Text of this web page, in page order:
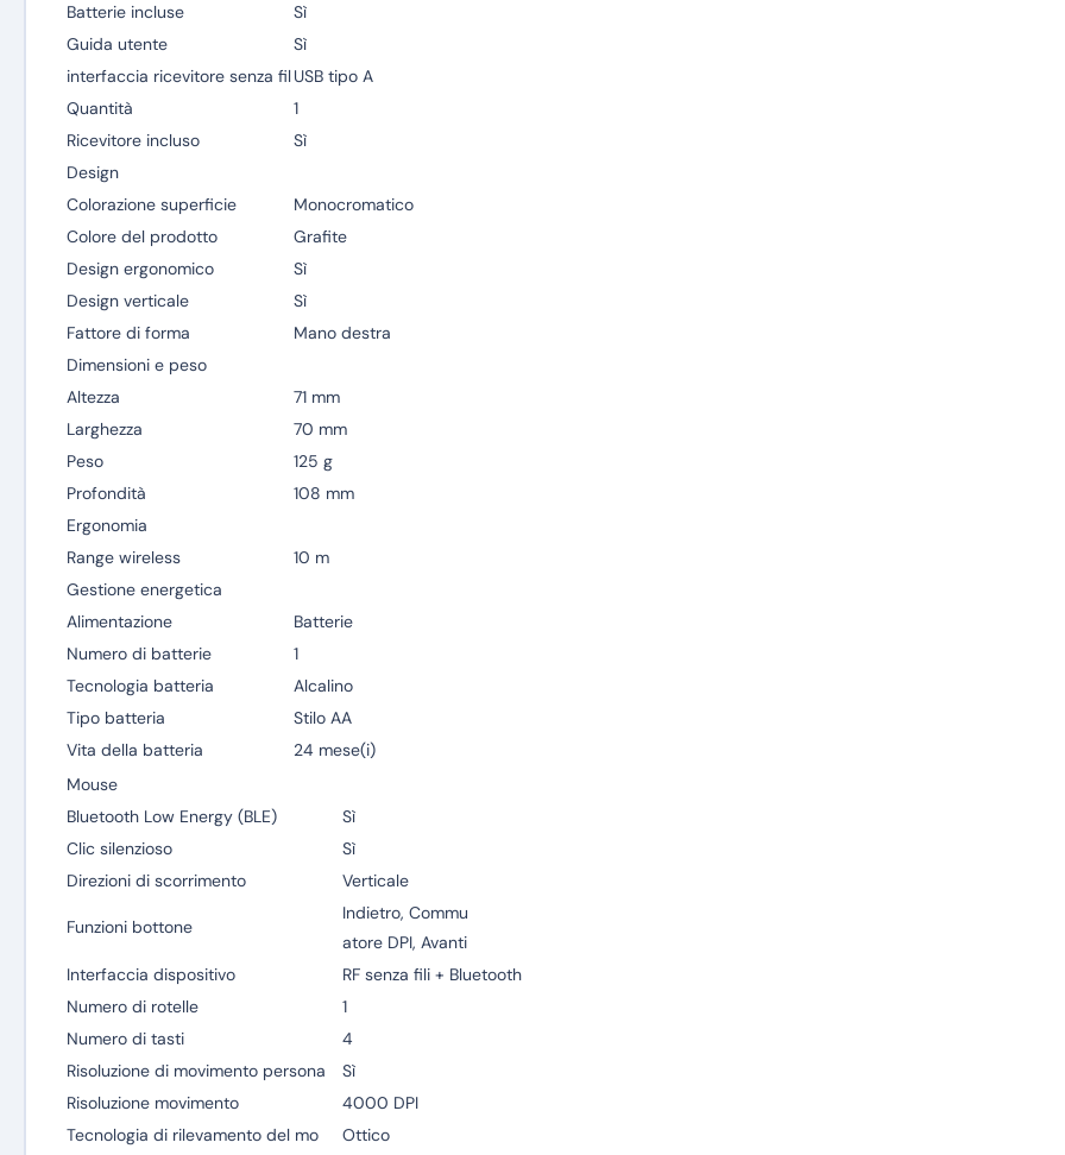
Batterie incluse
Sì
Guida utente
Sì
interfaccia ricevitore senza filUSB tipo A
Quantità
1
Ricevitore incluso
Sì
Design
Colorazione superficie
Monocromatico
Colore del prodotto
Grafite
Design ergonomico
Sì
Design verticale
Sì
Fattore di forma
Mano destra
Dimensioni e peso
Altezza
71 mm
Larghezza
70 mm
Peso
125 g
Profondità
108 mm
Ergonomia
Range wireless
10 m
Gestione energetica
Alimentazione
Batterie
Numero di batterie
1
Tecnologia batteria
Alcalino
Tipo batteria
Stilo AA
Vita della batteria
24 mese(i)
Mouse
Bluetooth Low Energy (BLE)
Sì
Clic silenzioso
Sì
Direzioni di scorrimento
Verticale
Funzioni bottone
Indietro, Commu
atore DPI, Avanti
Interfaccia dispositivo
RF senza fili + Bluetooth
Numero di rotelle
1
Numero di tasti
4
Risoluzione di movimento persona
Sì
Risoluzione movimento
4000 DPI
Tecnologia di rilevamento del mo
Ottico